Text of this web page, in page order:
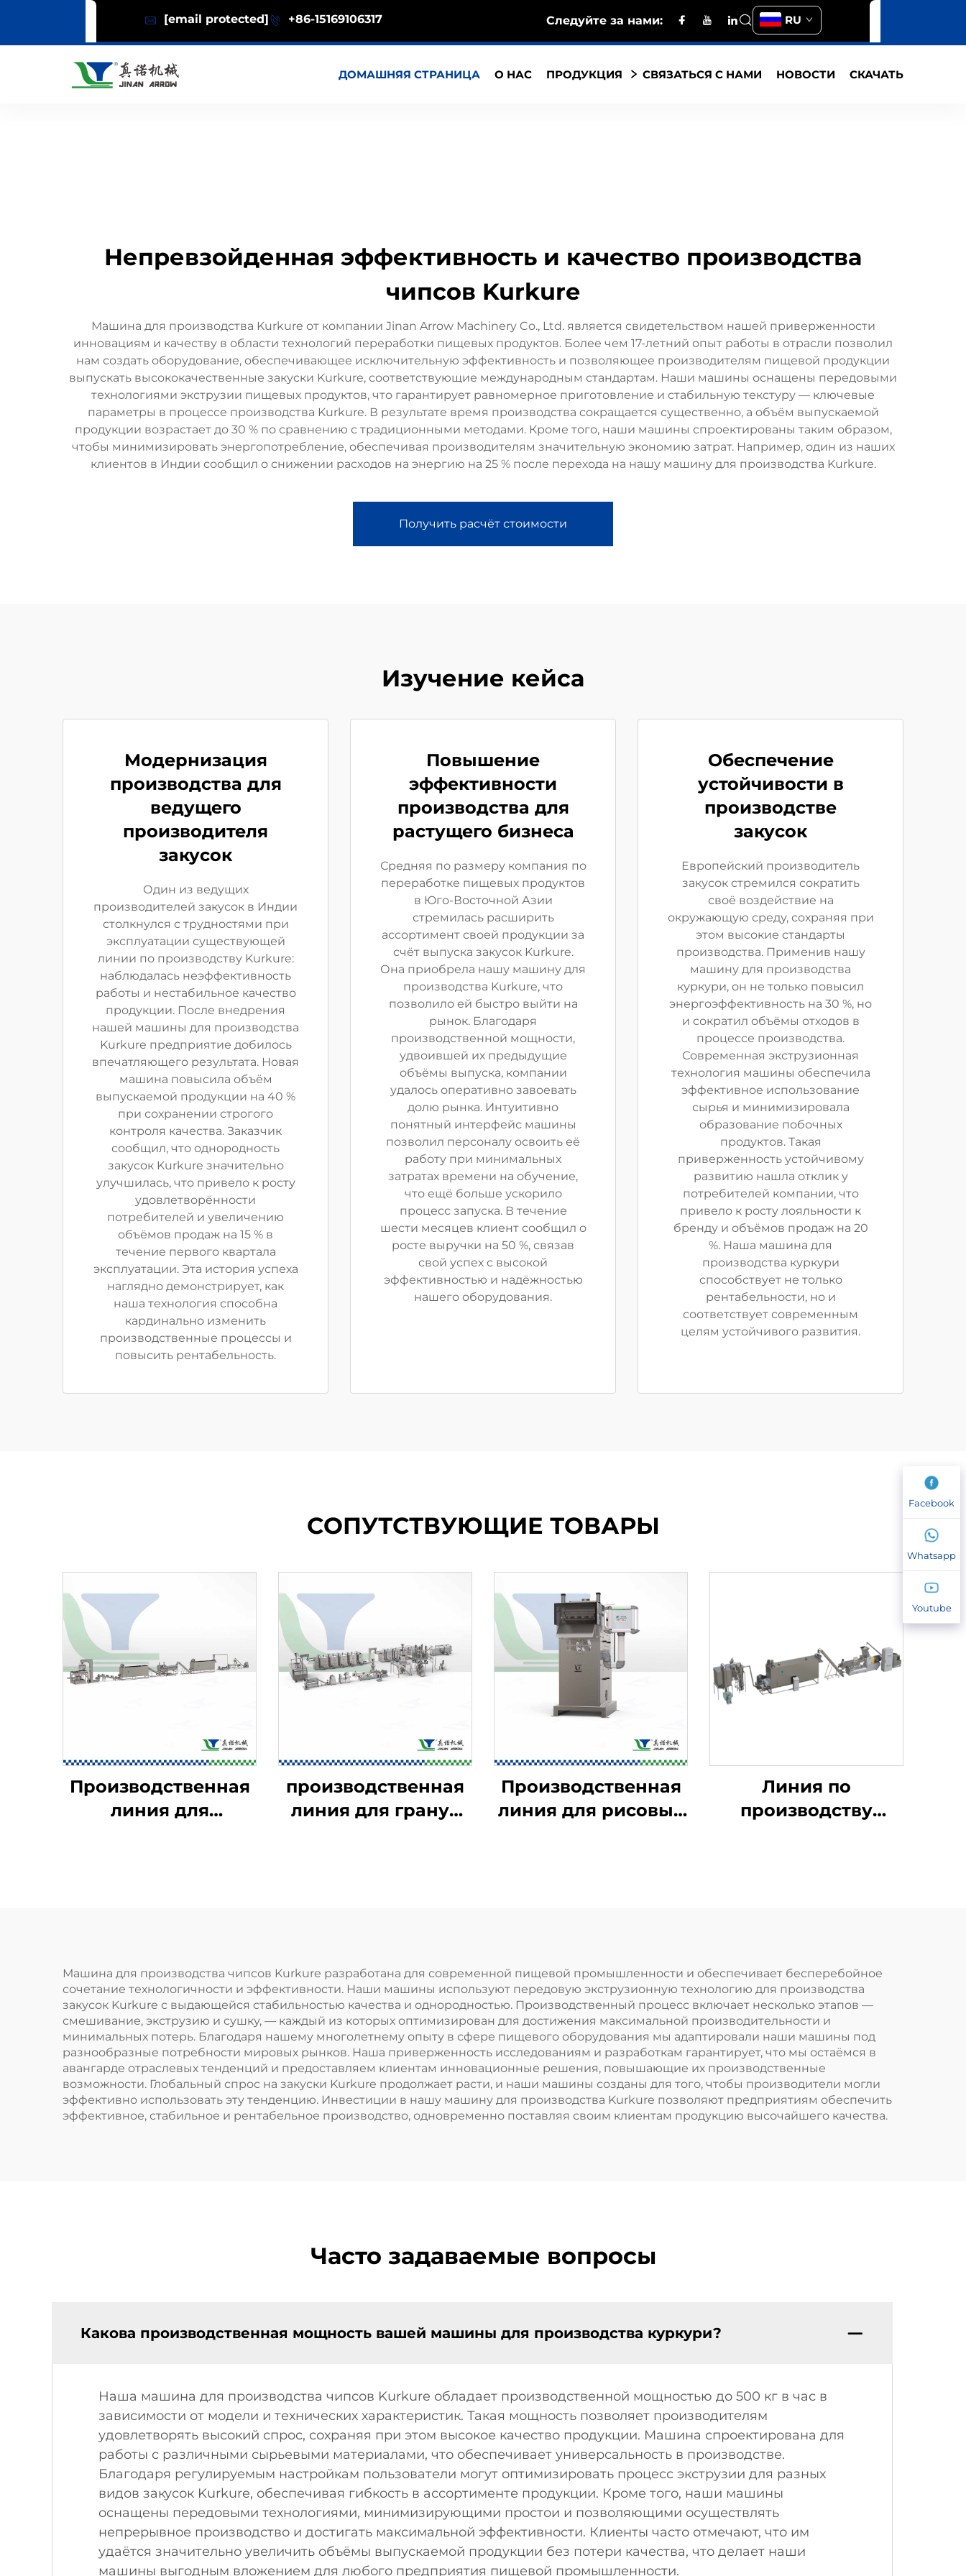
[email protected] +86-15169106317 Следуйте за нами: RU
ДОМАШНЯЯ СТРАНИЦА О НАС ПРОДУКЦИЯ СВЯЗАТЬСЯ С НАМИ НОВОСТИ СКАЧАТЬ
Непревзойденная эффективность и качество производства
чипсов Kurkure
Машина для производства Kurkure от компании Jinan Arrow Machinery Co., Ltd. является свидетельством нашей приверженности
инновациям и качеству в области технологий переработки пищевых продуктов. Более чем 17-летний опыт работы в отрасли позволил
нам создать оборудование, обеспечивающее исключительную эффективность и позволяющее производителям пищевой продукции
выпускать высококачественные закуски Kurkure, соответствующие международным стандартам. Наши машины оснащены передовыми
технологиями экструзии пищевых продуктов, что гарантирует равномерное приготовление и стабильную текстуру — ключевые
параметры в процессе производства Kurkure. В результате время производства сокращается существенно, а объём выпускаемой
продукции возрастает до 30 % по сравнению с традиционными методами. Кроме того, наши машины спроектированы таким образом,
чтобы минимизировать энергопотребление, обеспечивая производителям значительную экономию затрат. Например, один из наших
клиентов в Индии сообщил о снижении расходов на энергию на 25 % после перехода на нашу машину для производства Kurkure.
Получить расчёт стоимости
Изучение кейса
Модернизация
производства для
ведущего
производителя
закусок
Один из ведущих
производителей закусок в Индии
столкнулся с трудностями при
эксплуатации существующей
линии по производству Kurkure:
наблюдалась неэффективность
работы и нестабильное качество
продукции. После внедрения
нашей машины для производства
Kurkure предприятие добилось
впечатляющего результата. Новая
машина повысила объём
выпускаемой продукции на 40 %
при сохранении строгого
контроля качества. Заказчик
сообщил, что однородность
закусок Kurkure значительно
улучшилась, что привело к росту
удовлетворённости
потребителей и увеличению
объёмов продаж на 15 % в
течение первого квартала
эксплуатации. Эта история успеха
наглядно демонстрирует, как
наша технология способна
кардинально изменить
производственные процессы и
повысить рентабельность.
Повышение
эффективности
производства для
растущего бизнеса
Средняя по размеру компания по
переработке пищевых продуктов
в Юго-Восточной Азии
стремилась расширить
ассортимент своей продукции за
счёт выпуска закусок Kurkure.
Она приобрела нашу машину для
производства Kurkure, что
позволило ей быстро выйти на
рынок. Благодаря
производственной мощности,
удвоившей их предыдущие
объёмы выпуска, компании
удалось оперативно завоевать
долю рынка. Интуитивно
понятный интерфейс машины
позволил персоналу освоить её
работу при минимальных
затратах времени на обучение,
что ещё больше ускорило
процесс запуска. В течение
шести месяцев клиент сообщил о
росте выручки на 50 %, связав
свой успех с высокой
эффективностью и надёжностью
нашего оборудования.
Обеспечение
устойчивости в
производстве
закусок
Европейский производитель
закусок стремился сократить
своё воздействие на
окружающую среду, сохраняя при
этом высокие стандарты
производства. Применив нашу
машину для производства
куркури, он не только повысил
энергоэффективность на 30 %, но
и сократил объёмы отходов в
процессе производства.
Современная экструзионная
технология машины обеспечила
эффективное использование
сырья и минимизировала
образование побочных
продуктов. Такая
приверженность устойчивому
развитию нашла отклик у
потребителей компании, что
привело к росту лояльности к
бренду и объёмов продаж на 20
%. Наша машина для
производства куркури
способствует не только
рентабельности, но и
соответствует современным
целям устойчивого развития.
СОПУТСТВУЮЩИЕ ТОВАРЫ
Производственная
линия для
производственная
линия для гранул
Производственная
линия для рисовых
Линия по
производству
Машина для производства чипсов Kurkure разработана для современной пищевой промышленности и обеспечивает бесперебойное
сочетание технологичности и эффективности. Наши машины используют передовую экструзионную технологию для производства
закусок Kurkure с выдающейся стабильностью качества и однородностью. Производственный процесс включает несколько этапов —
смешивание, экструзию и сушку, — каждый из которых оптимизирован для достижения максимальной производительности и
минимальных потерь. Благодаря нашему многолетнему опыту в сфере пищевого оборудования мы адаптировали наши машины под
разнообразные потребности мировых рынков. Наша приверженность исследованиям и разработкам гарантирует, что мы остаёмся в
авангарде отраслевых тенденций и предоставляем клиентам инновационные решения, повышающие их производственные
возможности. Глобальный спрос на закуски Kurkure продолжает расти, и наши машины созданы для того, чтобы производители могли
эффективно использовать эту тенденцию. Инвестиции в нашу машину для производства Kurkure позволяют предприятиям обеспечить
эффективное, стабильное и рентабельное производство, одновременно поставляя своим клиентам продукцию высочайшего качества.
Часто задаваемые вопросы
Какова производственная мощность вашей машины для производства куркури?
Наша машина для производства чипсов Kurkure обладает производственной мощностью до 500 кг в час в
зависимости от модели и технических характеристик. Такая мощность позволяет производителям
удовлетворять высокий спрос, сохраняя при этом высокое качество продукции. Машина спроектирована для
работы с различными сырьевыми материалами, что обеспечивает универсальность в производстве.
Благодаря регулируемым настройкам пользователи могут оптимизировать процесс экструзии для разных
видов закусок Kurkure, обеспечивая гибкость в ассортименте продукции. Кроме того, наши машины
оснащены передовыми технологиями, минимизирующими простои и позволяющими осуществлять
непрерывное производство и достигать максимальной эффективности. Клиенты часто отмечают, что им
удаётся значительно увеличить объёмы выпускаемой продукции без потери качества, что делает наши
машины выгодным вложением для любого предприятия пищевой промышленности.
Facebook
Whatsapp
Youtube